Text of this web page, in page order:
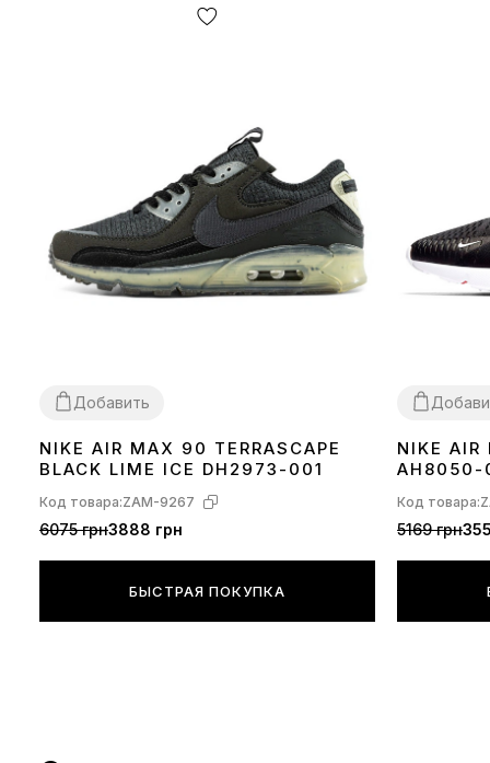
Добавить
3640 4142 434445
NIKE AIR MAX 90 TERRASCAPE
BLACK LIME ICE DH2973-001
Код товара:ZAM-9267
6075 грн3888 грн
БЫСТРАЯ ПОКУПКА
3637 38 39
NIKE AIR
AH8050-
Код товара:
5169 грн